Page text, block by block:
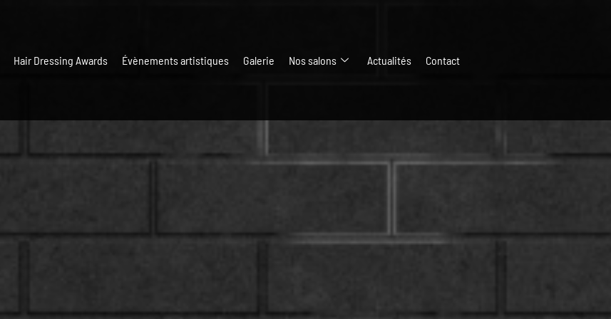
Hair Dressing Awards Évènements artistiques Galerie Nos salons Actualités Contact